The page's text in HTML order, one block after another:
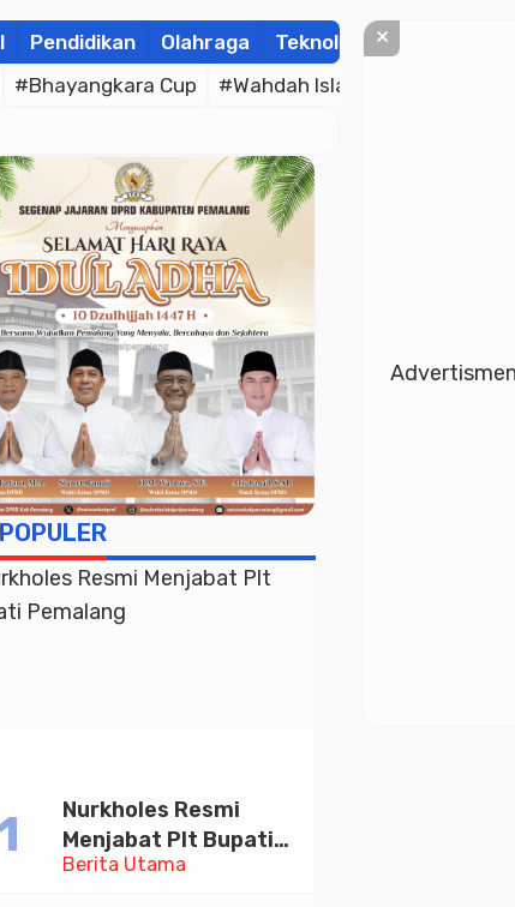
Pendidikan Olahraga Teknologi
#Bhayangkara Cup #Wahdah Islamiyah
Berita Utama
Nurkholes Resmi
Menjabat Plt Bupati
Pemalang
×